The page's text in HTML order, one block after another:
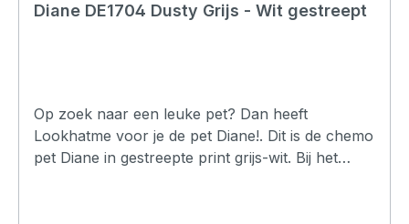
Diane DE1704 Dusty Grijs - Wit gestreept
Op zoek naar een leuke pet? Dan heeft
Lookhatme voor je de pet Diane!. Dit is de chemo
pet Diane in gestreepte print grijs-wit. Bij het